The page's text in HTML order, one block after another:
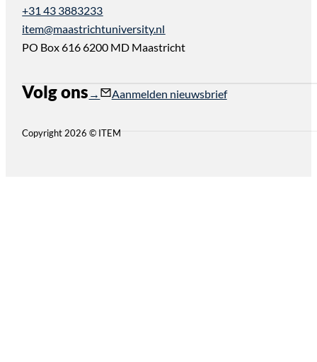
+31 43 3883233
item@maastrichtuniversity.nl
PO Box 616 6200 MD Maastricht
Volg ons Follow us on Instagram
Follow us on YouTube
Aanmelden nieuwsbrief
Copyright 2026 © ITEM